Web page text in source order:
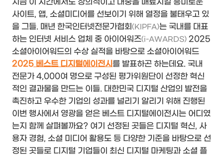
사이트, 앱, 소셜미디어를 선보이기 위해 열정을 불태우고 있
을 그들. 매년 한국인터넷전문가협회 (KIPFA)는 국내를 대표
하는 인터넷 서비스 업체 중 아이어워즈(i-AWARDS) 2025
소셜아이어워드의 수상 실적을 바탕으로 소셜아이어워드
2025 베스트 디지털에이전시 를 발표하곤 하는데요. 국내
전문가 4,000여 명으로 구성된 평가위원단이 선정한 혁신
적인 결과물을 만드는 이들. 대한민국 디지털 산업의 발전을
촉진하고 우수한 기업의 성과를 널리기 알리기 위해 진행된
이번 행사에서 영광을 얻은 베스트 디지털에이전시는 어디였
는지 함께 살펴볼까요? 여기 선정된 곳들은 디지털 혁신, 사
용자 경험, 소셜 미디어 활용도 등 다양한 기준을 바탕으로 선
정된 곳들로 디지털 기업들이 최신 디지털 마케팅과 소셜 플